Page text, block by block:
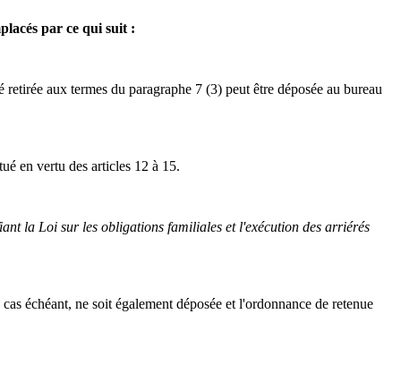
par ce qui suit :
aux termes du paragraphe 7 (3) peut être déposée au bureau
en vertu des articles 12 à 15.
la Loi sur les obligations familiales et l'exécution des arriérés
échéant, ne soit également déposée et l'ordonnance de retenue